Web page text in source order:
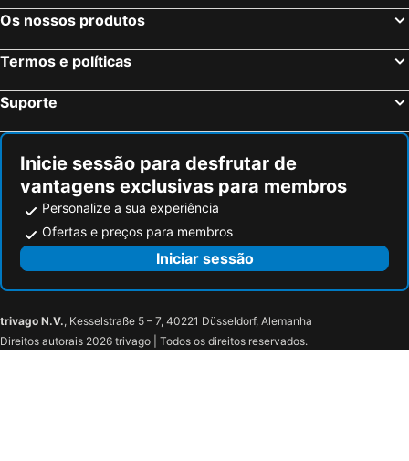
Os nossos produtos
Termos e políticas
Suporte
Inicie sessão para desfrutar de
vantagens exclusivas para membros
Personalize a sua experiência
Ofertas e preços para membros
Iniciar sessão
trivago N.V., Kesselstraße 5 – 7, 40221 Düsseldorf, Alemanha
Direitos autorais 2026 trivago | Todos os direitos reservados.